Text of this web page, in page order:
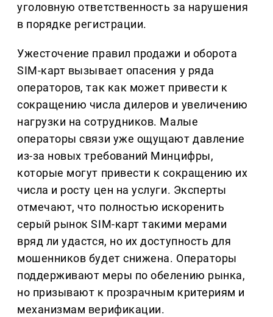
уголовную ответственность за нарушения
в порядке регистрации.
Ужесточение правил продажи и оборота
SIM-карт вызывает опасения у ряда
операторов, так как может привести к
сокращению числа дилеров и увеличению
нагрузки на сотрудников. Малые
операторы связи уже ощущают давление
из-за новых требований Минцифры,
которые могут привести к сокращению их
числа и росту цен на услуги. Эксперты
отмечают, что полностью искоренить
серый рынок SIM-карт такими мерами
вряд ли удастся, но их доступность для
мошенников будет снижена. Операторы
поддерживают меры по обелению рынка,
но призывают к прозрачным критериям и
механизмам верификации.